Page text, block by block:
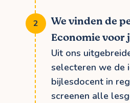
We vinden de
Economie voor
Uit ons
selecteren we de
bijlesdocent in
screenen alle